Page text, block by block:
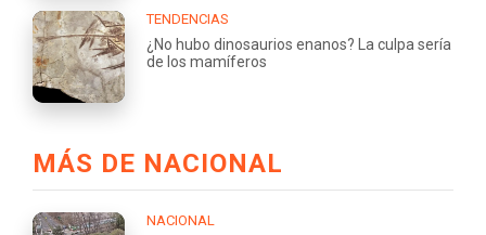
TENDENCIAS
¿No hubo dinosaurios enanos? La culpa sería
de los mamíferos
MÁS DE NACIONAL
NACIONAL